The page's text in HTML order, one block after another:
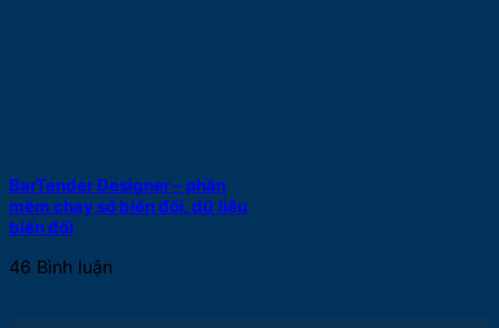
BarTender Designer – phần
mềm chạy sổ biến đổi, dữ liệu
biến đổi
46 Bình luận